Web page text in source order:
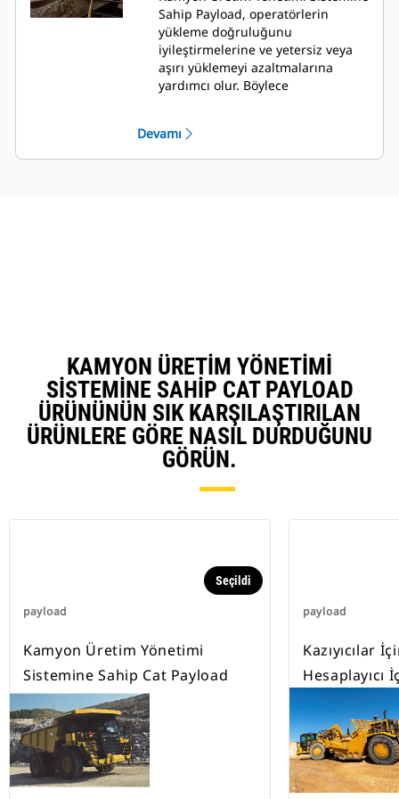
verimli bir şekilde çalışın.
Zamandan, işçilikten, yakıttan ve
malzeme tüketiminden tasarruf
edin.
Sistem, operatörlerin hareket
halinde tartımla daha hassas yük
tahminleri elde etmelerine
Sahip Payload, operatörlerin
yükleme doğruluğunu
iyileştirmelerine ve yetersiz veya
aşırı yüklemeyi azaltmalarına
yardımcı olur. Böylece
Sistem, geçişleri azaltarak ve
tamamlama için gereken süreyi
Devamı
KAMYON ÜRETIM YÖNETIMI
SISTEMINE SAHIP CAT PAYLOAD
ÜRÜNÜNÜN SIK KARŞILAŞTIRILAN
ÜRÜNLERE GÖRE NASIL DURDUĞUNU
GÖRÜN.
payload
Seçildi
Kamyon Üretim Yönetimi
Sistemine Sahip Cat Payload
payload
Kazıyıcılar
Hesaplayıcı